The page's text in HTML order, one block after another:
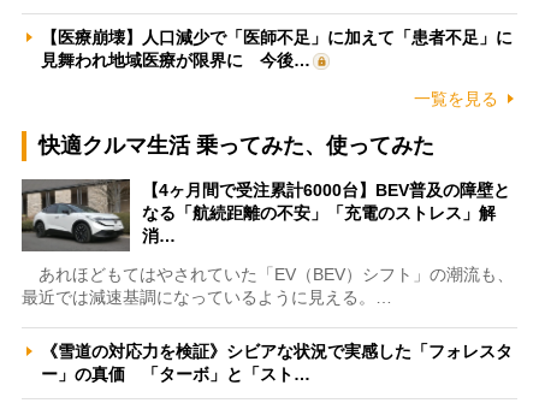
【医療崩壊】人口減少で「医師不足」に加えて「患者不足」に
見舞われ地域医療が限界に 今後…
一覧を見る
快適クルマ生活 乗ってみた、使ってみた
【4ヶ月間で受注累計6000台】BEV普及の障壁と
なる「航続距離の不安」「充電のストレス」解
消…
あれほどもてはやされていた「EV（BEV）シフト」の潮流も、
最近では減速基調になっているように見える。…
《雪道の対応力を検証》シビアな状況で実感した「フォレスタ
ー」の真価 「ターボ」と「スト…